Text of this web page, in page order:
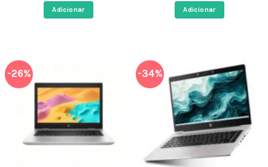
era:
455,00 €.
Adicionar
era:
399,00 €.
Adicionar
-26% -34%